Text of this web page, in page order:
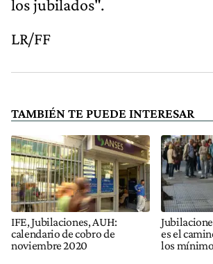
los jubilados".
LR/FF
TAMBIÉN TE PUEDE INTERESAR
IFE, Jubilaciones, AUH:
calendario de cobro de
noviembre 2020
es el
los